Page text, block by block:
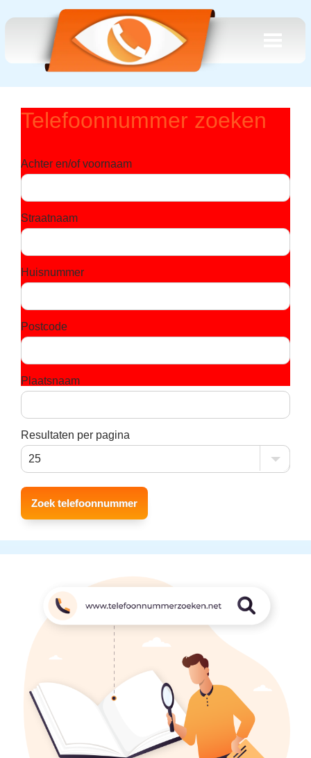
Telefoonnummer zoeken
Achter en/of voornaam
Straatnaam
Huisnummer
Postcode
Plaatsnaam
Resultaten per pagina